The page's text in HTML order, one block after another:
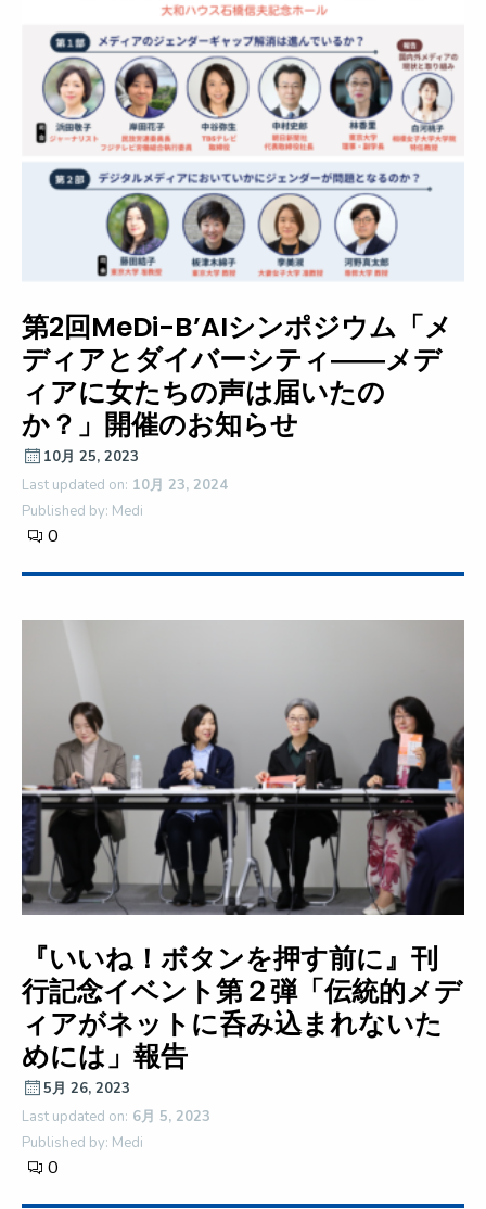
第2回MeDi-B’AIシンポジウム「メ
ディアとダイバーシティ――メデ
ィアに女たちの声は届いたの
か？」開催のお知らせ
10月 25, 2023
Last updated on: 10月 23, 2024
Published by: Medi
0
『いいね！ボタンを押す前に』刊
行記念イベント第２弾「伝統的メデ
ィアがネットに呑み込まれないた
めには」報告
5月 26, 2023
Last updated on: 6月 5, 2023
Published by: Medi
0